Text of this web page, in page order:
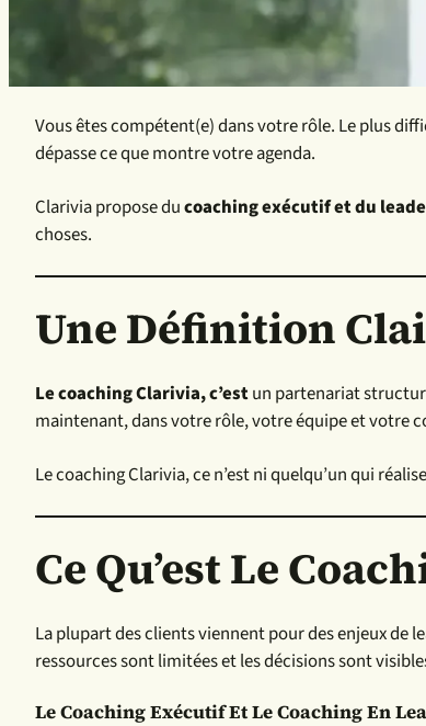
Vous êtes compétent(e) dans votre rôle. Le plus
dépasse ce que montre votre agenda.
Clarivia propose ducoaching exécutif et du
choses.
Une Définition
Le coaching Clarivia, c’estun partenariat
maintenant, dans votre rôle, votre équipe et votre
Le coaching Clarivia, ce n’est ni quelqu’un qui
Ce Qu’est Le
La plupart des clients viennent pour des enjeux de
ressources sont limitées et les décisions sont
Le Coaching Exécutif Et Le Coaching En